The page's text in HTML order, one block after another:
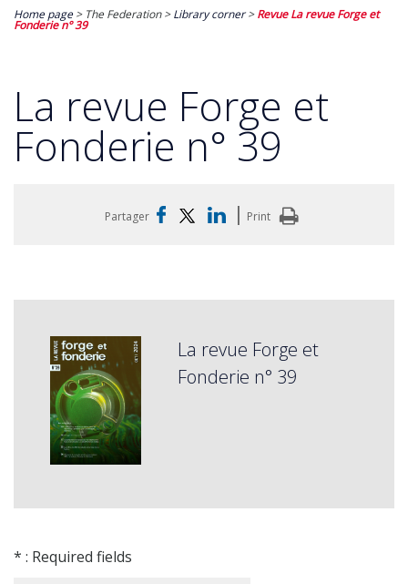
Home page> The Federation >Library corner>Revue La revue Forge et
Fonderie n° 39
La revue Forge et
Fonderie n° 39
Partager | Print
La revue Forge et
Fonderie n° 39
* : Required fields